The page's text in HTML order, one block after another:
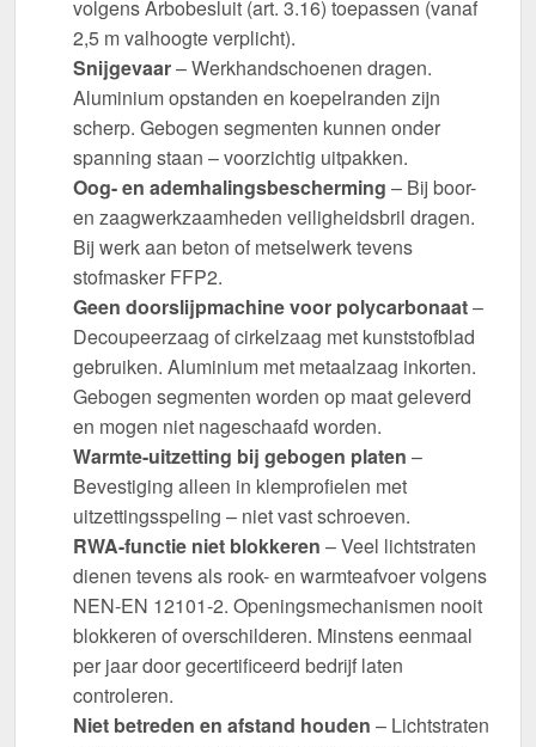
volgens Arbobesluit (art. 3.16) toepassen (vanaf
2,5 m valhoogte verplicht).
Snijgevaar– Werkhandschoenen dragen.
Aluminium opstanden en koepelranden zijn
scherp. Gebogen segmenten kunnen onder
spanning staan – voorzichtig uitpakken.
Oog- en ademhalingsbescherming – Bij boor-
en zaagwerkzaamheden veiligheidsbril dragen.
Bij werk aan beton of metselwerk tevens
stofmasker FFP2.
Geen doorslijpmachine voor polycarbonaat–
Decoupeerzaag of cirkelzaag met kunststofblad
gebruiken. Aluminium met metaalzaag inkorten.
Gebogen segmenten worden op maat geleverd
en mogen niet nageschaafd worden.
Warmte-uitzetting bij gebogen platen –
Bevestiging alleen in klemprofielen met
uitzettingsspeling – niet vast schroeven.
RWA-functie niet blokkeren – Veel lichtstraten
dienen tevens als rook- en warmteafvoer volgens
NEN-EN 12101-2. Openingsmechanismen nooit
blokkeren of overschilderen. Minstens eenmaal
per jaar door gecertificeerd bedrijf laten
controleren.
Niet betreden en afstand houden – Lichtstraten